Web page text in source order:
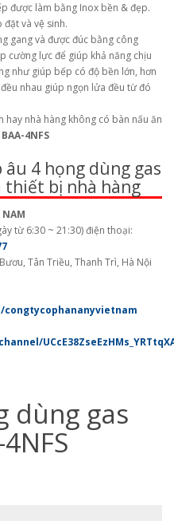
được làm bằng Inox bền & đẹp.
và vệ sinh.
gang và được đúc bằng công
cường lực để giúp khả năng chịu
như giúp bếp có độ bền lớn, hơn
nhau giúp ngọn lửa đều từ đó
nhà hàng không có bàn nấu ăn
4NFS
âu 4 họng dùng gas
thiết bị nhà hàng
NAM
từ 6:30 ~ 21:30) điện thoại:
Tân Triều, Thanh Trì, Hà Nội
dùng gas